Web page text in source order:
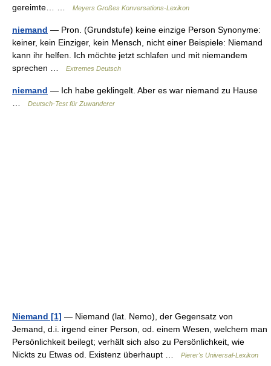
gereimte… …
Meyers Großes Konversations-Lexikon
niemand — Pron. (Grundstufe) keine einzige Person Synonyme:
keiner, kein Einziger, kein Mensch, nicht einer Beispiele: Niemand
kann ihr helfen. Ich möchte jetzt schlafen und mit niemandem
sprechen …
Extremes Deutsch
niemand — Ich habe geklingelt. Aber es war niemand zu Hause
Deutsch-Test für Zuwanderer
Niemand [1] — Niemand (lat. Nemo), der Gegensatz von
Jemand, d.i. irgend einer Person, od. einem Wesen, welchem man
Persönlichkeit beilegt; verhält sich also zu Persönlichkeit, wie
Nickts zu Etwas od. Existenz überhaupt …
Pierer's Universal-Lexikon